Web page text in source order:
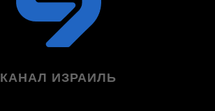
КАНАЛ ИЗРАИЛЬ